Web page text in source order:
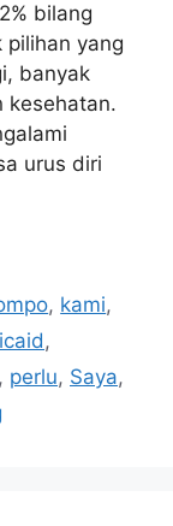
bilang
pilihan yang
banyak
kesehatan.
urus diri
, kami,
,
, perlu, Saya,